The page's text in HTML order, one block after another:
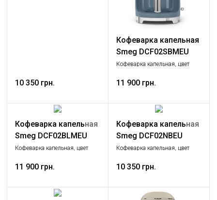
10 350 грн.
Кофеварка капельная
Smeg DCF02SBMEU
Кофеварка капельная, цвет
11 900 грн.
Кофеварка капельная
Smeg DCF02BLMEU
Кофеварка капельная, цвет
11 900 грн.
Кофеварка капельная
Smeg DCF02NBEU
Кофеварка капельная, цвет
10 350 грн.